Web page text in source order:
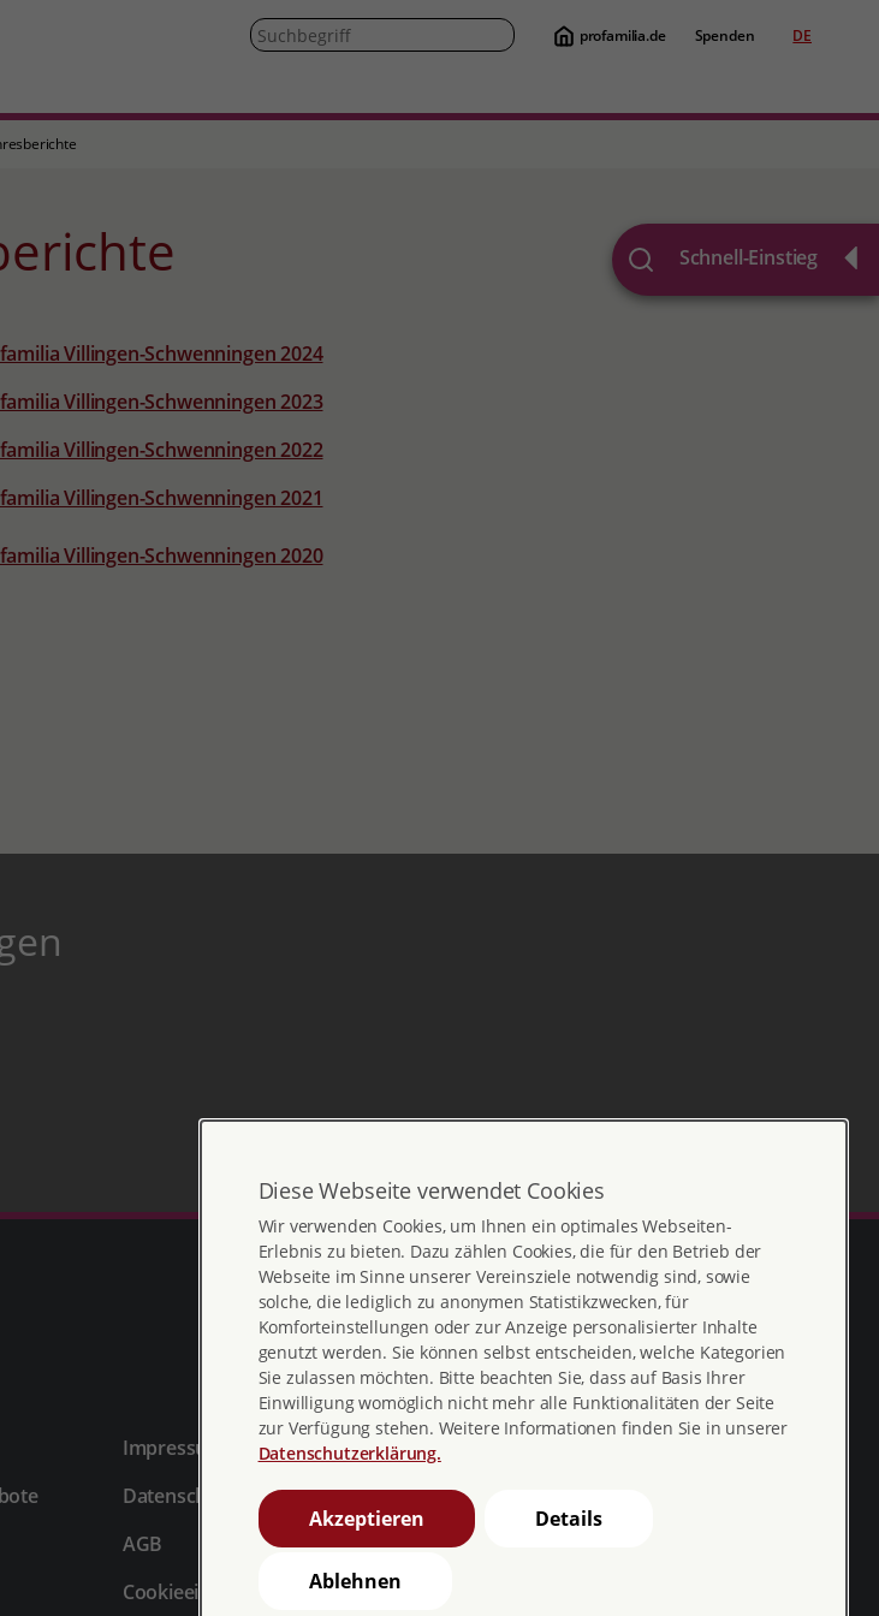
profamilia.de Spenden DE
Schnell-Einstieg
Villingen-Schwenningen 2024
Villingen-Schwenningen 2023
Villingen-Schwenningen 2022
Villingen-Schwenningen 2021
Villingen-Schwenningen 2020
Impressum
Datenschutz
AGB
Cookieeinstellungen
Erklärung zur
Barriere melden
Diese Webseite verwendet Cookies
Wir verwenden Cookies, um Ihnen ein optimales Webseiten-
Erlebnis zu bieten. Dazu zählen Cookies, die für den Betrieb der
Webseite im Sinne unserer Vereinsziele notwendig sind, sowie
solche, die lediglich zu anonymen Statistikzwecken, für
Komforteinstellungen oder zur Anzeige personalisierter Inhalte
genutzt werden. Sie können selbst entscheiden, welche Kategorien
Sie zulassen möchten. Bitte beachten Sie, dass auf Basis Ihrer
Einwilligung womöglich nicht mehr alle Funktionalitäten der Seite
zur Verfügung stehen. Weitere Informationen finden Sie in unserer
Datenschutzerklärung.
Akzeptieren Details
Ablehnen